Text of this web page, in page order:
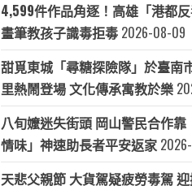
4,599件作品角逐！高雄「港都
畫筆教孩子識毒拒毒 2026-08-09
甜覓東城「尋糖探險隊」於臺南
里熱鬧登場 文化傳承寓教於樂
八旬嬤迷失街頭 岡山警民合作靠
情味」神速助長者平安返家
天悲父親節 大貨駕疑疲勞毒駕